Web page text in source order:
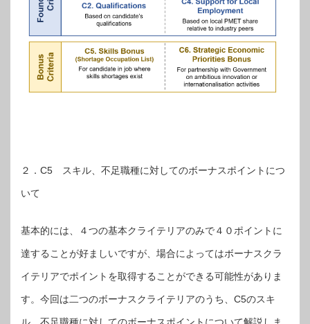
２．C5 スキル、不足職種に対してのボーナスポイントにつ
いて
基本的には、４つの基本クライテリアのみで４０ポイントに
達することが好ましいですが、場合によってはボーナスクラ
イテリアでポイントを取得することができる可能性がありま
す。今回は二つのボーナスクライテリアのうち、C5のスキ